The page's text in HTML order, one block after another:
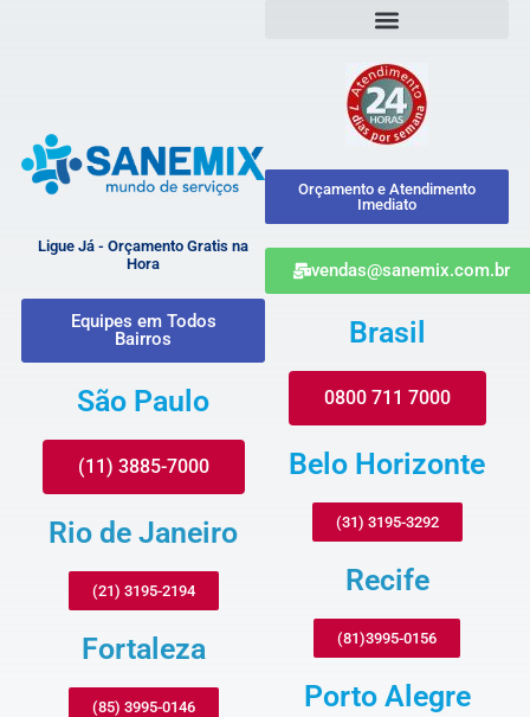
Ligue Já - Orçamento Gratis na
Hora
Equipes em Todos
Bairros
São Paulo
(11) 3885-7000
Rio de Janeiro
(21) 3195-2194
Fortaleza
(85) 3995-0146
Orçamento e Atendimento
Imediato
vendas@sanemix.com.br
Brasil
0800 711 7000
Belo Horizonte
(31) 3195-3292
Recife
(81)3995-0156
Porto Alegre